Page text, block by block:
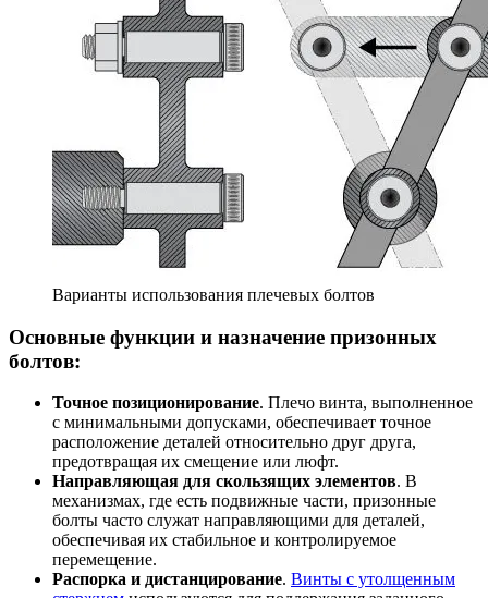
Варианты использования плечевых болтов
Основные функции и назначение призонных
болтов:
Точное позиционирование. Плечо винта, выполненное
с минимальными допусками, обеспечивает точное
расположение деталей относительно друг друга,
предотвращая их смещение или люфт.
Направляющая для скользящих элементов. В
механизмах, где есть подвижные части, призонные
болты часто служат направляющими для деталей,
обеспечивая их стабильное и контролируемое
перемещение.
Распорка и дистанцирование. Винты с утолщенным